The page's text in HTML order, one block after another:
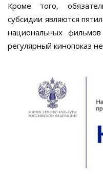
Кроме того,
субсидии являются
национальных
регулярный кинопоказ